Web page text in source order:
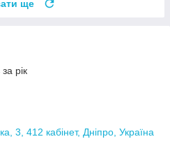
ще
рік
3, 412 кабінет, Дніпро, Україна